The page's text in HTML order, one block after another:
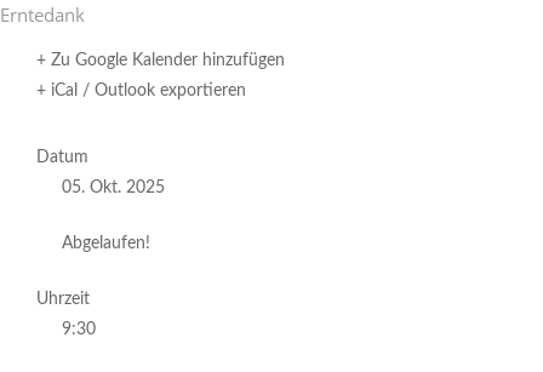
Ernte­dank
+ Zu Google Kalender hinzufügen
+ iCal / Outlook exportieren
Datum
05. Okt. 2025
Abgelaufen!
Uhrzeit
9:30